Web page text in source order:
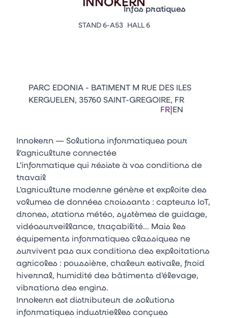
Vitrine Innovations
Emballages
Infos pratiques
Contacts
Appuyez sur Entrée pour
FR|EN
STAND 6-A53 HALL 6
PARC EDONIA - BATIMENT M RUE DES ILES
KERGUELEN, 35760 SAINT-GREGOIRE, FR
Innokern — Solutions informatiques pour
l'agriculture connectée
L'informatique qui résiste à vos conditions de
travail
L'agriculture moderne génère et exploite des
volumes de données croissants : capteurs IoT,
drones, stations météo, systèmes de guidage,
vidéosurveillance, traçabilité... Mais les
équipements informatiques classiques ne
survivent pas aux conditions des exploitations
agricoles : poussière, chaleur estivale, froid
hivernal, humidité des bâtiments d'élevage,
vibrations des engins.
Innokern est distributeur de solutions
informatiques industrielles conçues